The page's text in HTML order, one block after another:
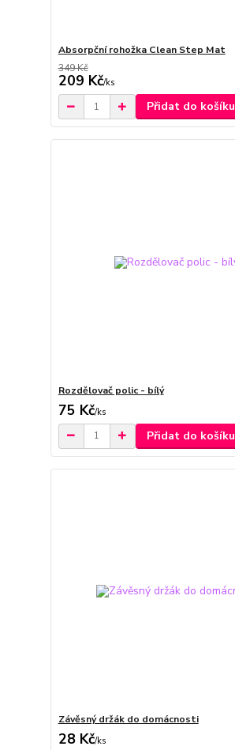
Absorpční rohožka Clean Step Mat
349 Kč
209 Kč/ks
Přidat do košíku
Rozdělovač polic - bílý
75 Kč/ks
Přidat do košíku
Závěsný držák do domácnosti
28 Kč/ks